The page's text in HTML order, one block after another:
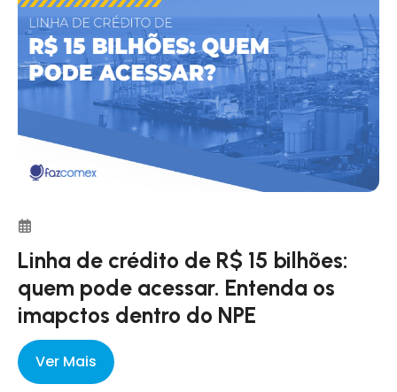
Linha de crédito de R$ 15 bilhões:
quem pode acessar. Entenda os
imapctos dentro do NPE
Ver Mais